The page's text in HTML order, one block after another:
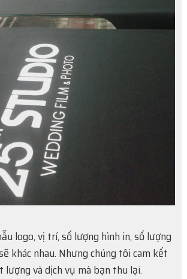
logo, vị trí, số lượng hình in, số lượng
khác nhau. Nhưng chúng tôi cam kết
lượng và dịch vụ mà bạn thu lại.